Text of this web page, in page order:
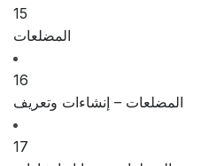
15
المضلعات
16
المضلعات – إنشاءات وتعريف
17